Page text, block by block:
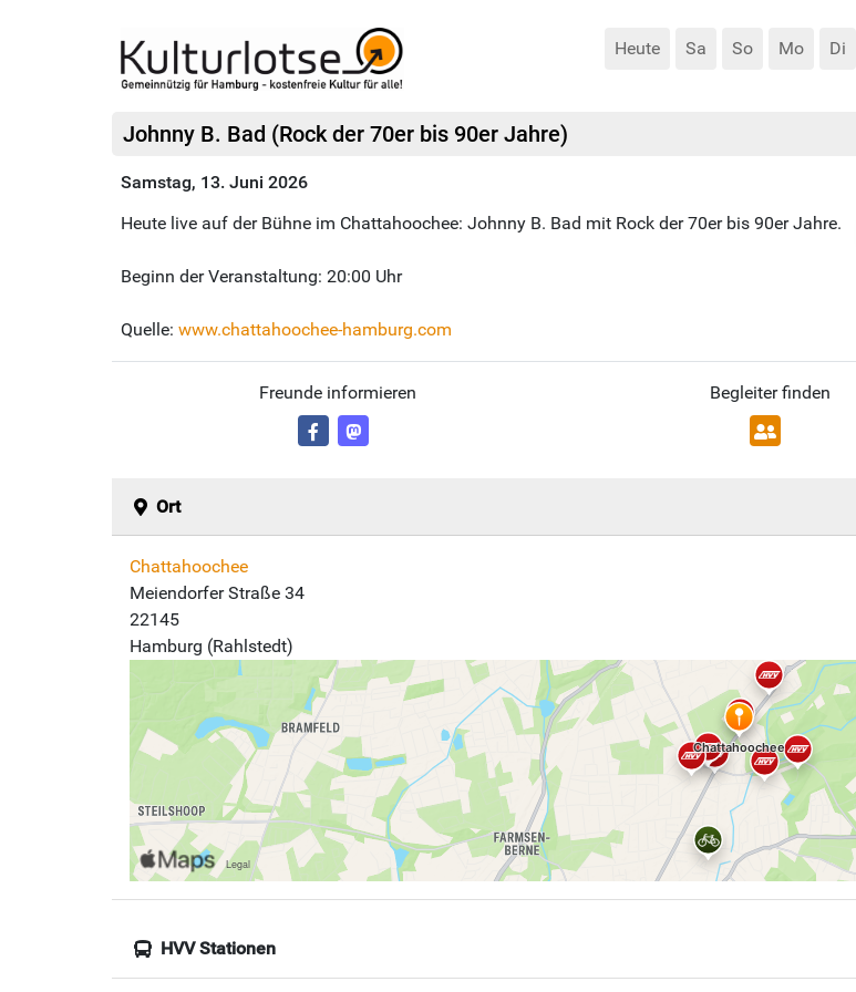
Heute Sa So Mo Di
Johnny B. Bad (Rock der 70er bis 90er Jahre)
Samstag, 13. Juni 2026
Heute live auf der Bühne im Chattahoochee: Johnny B. Bad mit Rock der 70er bis 90er Jahre.
Beginn der Veranstaltung: 20:00 Uhr
Quelle: www.chattahoochee-hamburg.com
Freunde informieren Begleiter finden
Ort
Chattahoochee
Meiendorfer Straße 34
22145
Hamburg (Rahlstedt)
HVV Stationen